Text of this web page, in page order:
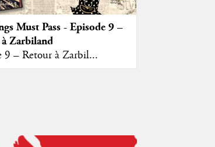
Must Pass - Episode 9 –
Zarbiland
9 – Retour à Zarbil...